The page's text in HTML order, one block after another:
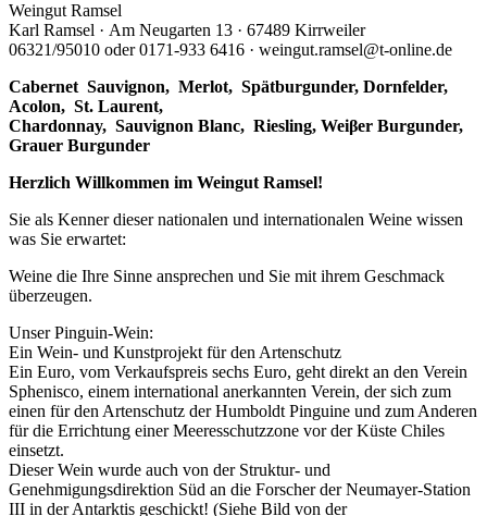
Weingut Ramsel
Karl Ramsel · Am Neugarten 13 · 67489 Kirrweiler
06321/95010 oder 0171-933 6416 · weingut.ramsel@t-online.de
Cabernet Sauvignon, Merlot, Spätburgunder, Dornfelder,
Acolon, St. Laurent,
Chardonnay, Sauvignon Blanc, Riesling, Weiβer Burgunder,
Grauer Burgunder
Herzlich Willkommen im Weingut Ramsel!
Sie als Kenner dieser nationalen und internationalen Weine wissen
was Sie erwartet:
Weine die Ihre Sinne ansprechen und Sie mit ihrem Geschmack
überzeugen.
Unser Pinguin-Wein:
Ein Wein- und Kunstprojekt für den Artenschutz
Ein Euro, vom Verkaufspreis sechs Euro, geht direkt an den Verein
Sphenisco, einem international anerkannten Verein, der sich zum
einen für den Artenschutz der Humboldt Pinguine und zum Anderen
für die Errichtung einer Meeresschutzzone vor der Küste Chiles
einsetzt.
Dieser Wein wurde auch von der Struktur- und
Genehmigungsdirektion Süd an die Forscher der Neumayer-Station
III in der Antarktis geschickt! (Siehe Bild von der